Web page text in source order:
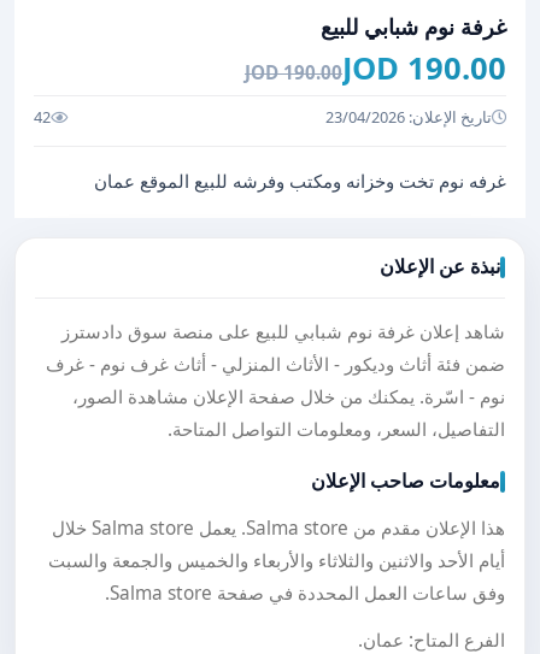
غرفة نوم شبابي للبيع
190.00 JOD
190.00 JOD
تاريخ الإعلان: 23/04/2026 42
غرفه نوم تخت وخزانه ومكتب وفرشه للبيع الموقع عمان
نبذة عن الإعلان
شاهد إعلان غرفة نوم شبابي للبيع على منصة سوق دادسترز
ضمن فئة أثاث وديكور - الأثاث المنزلي - أثاث غرف نوم - غرف
نوم - اسّرة. يمكنك من خلال صفحة الإعلان مشاهدة الصور،
التفاصيل، السعر، ومعلومات التواصل المتاحة.
معلومات صاحب الإعلان
هذا الإعلان مقدم من Salma store. يعمل Salma store خلال
أيام الأحد والاثنين والثلاثاء والأربعاء والخميس والجمعة والسبت
وفق ساعات العمل المحددة في صفحة Salma store.
الفرع المتاح: عمان.